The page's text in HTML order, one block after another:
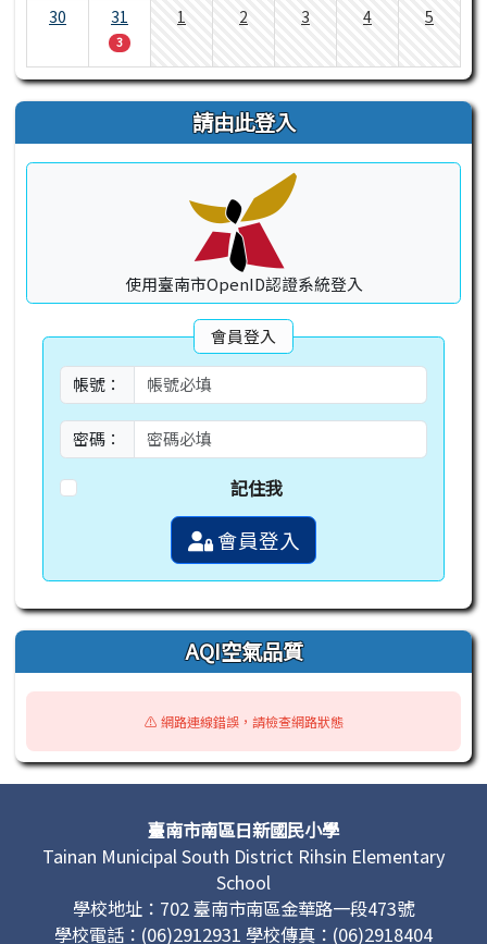
30 31
3
1 2 3 4 5
請由此登入
使用臺南市OpenID認證系統登入
會員登入
帳號：
密碼：
記住我
會員登入
AQI空氣品質
⚠️ 網路連線錯誤，請檢查網路狀態
頁尾區域內容臺南市南區日新國民小學
Tainan Municipal South District Rihsin Elementary
School
學校地址：702 臺南市南區金華路一段473號
學校電話：(06)2912931 學校傳真：(06)2918404